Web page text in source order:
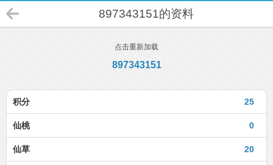
897343151的资料
点击重新加载
897343151
25
积分
0
仙桃
20
仙草